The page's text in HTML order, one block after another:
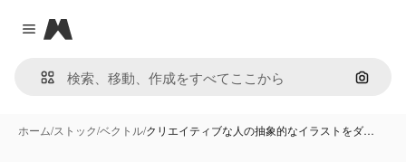
Close menu
Magnific
画像で
ホーム/ストック/ベクトル/クリエイティブな人の抽象的なイラストをダ…